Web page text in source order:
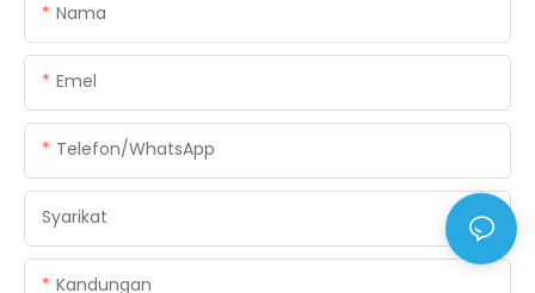
Nama
Emel
Telefon/WhatsApp
Syarikat
Kandungan